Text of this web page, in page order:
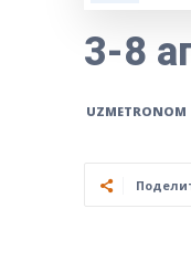
3-8
UZMETRONOM